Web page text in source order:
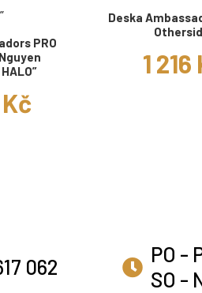
PRO
Deska
1 216
062
PO -
SO -